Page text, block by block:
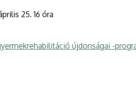
25. 16 óra
újdonságai -